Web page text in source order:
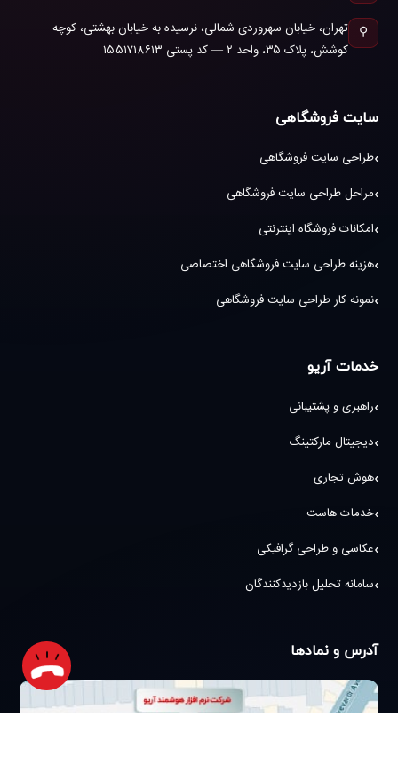
⚲
تهران، خیابان سهروردی شمالی، نرسیده به خیابان بهشتی، کوچه
کوشش، پلاک ۳۵، واحد ۲ — کد پستی ۱۵۵۱۷۱۸۶۱۳
سایت فروشگاهی
طراحی سایت فروشگاهی
مراحل طراحی سایت فروشگاهی
امکانات فروشگاه اینترنتی
هزینه طراحی سایت فروشگاهی اختصاصی
نمونه کار طراحی سایت فروشگاهی
خدمات آریو
راهبری و پشتیبانی
دیجیتال مارکتینگ
هوش تجاری
خدمات هاست
عکاسی و طراحی گرافیکی
سامانه تحلیل بازدیدکنندگان
آدرس و نمادها